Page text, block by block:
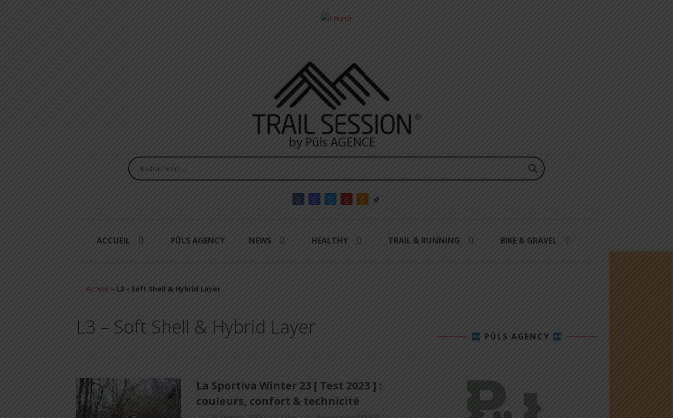
ACCUEIL PÜLS AGENCY NEWS HEALTHY TRAIL & RUNNING BIKE & GRAVEL
Accueil » L3 - Soft Shell & Hybrid Layer
L3 – Soft Shell & Hybrid Layer
La Sportiva Winter 23 [ Test 2023 ] :
couleurs, confort & technicité
PÜLS AGENCY